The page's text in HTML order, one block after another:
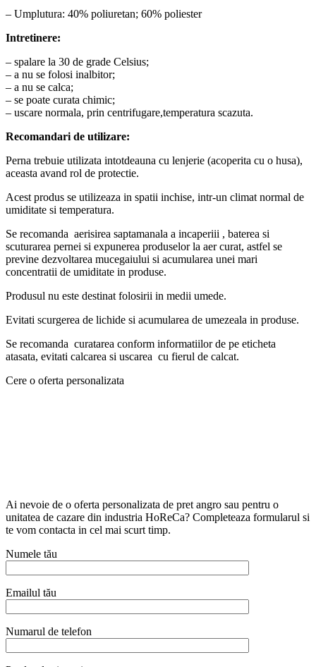
– Umplutura: 40% poliuretan; 60% poliester
Intretinere:
– spalare la 30 de grade Celsius;
– a nu se folosi inalbitor;
– a nu se calca;
– se poate curata chimic;
– uscare normala, prin centrifugare,temperatura scazuta.
Recomandari de utilizare:
Perna trebuie utilizata intotdeauna cu lenjerie (acoperita cu o husa),
aceasta avand rol de protectie.
Acest produs se utilizeaza in spatii inchise, intr-un climat normal de
umiditate si temperatura.
Se recomanda aerisirea saptamanala a incaperiii , baterea si
scuturarea pernei si expunerea produselor la aer curat, astfel se
previne dezvoltarea mucegaiului si acumularea unei mari
concentratii de umiditate in produse.
Produsul nu este destinat folosirii in medii umede.
Evitati scurgerea de lichide si acumularea de umezeala in produse.
Se recomanda curatarea conform informatiilor de pe eticheta
atasata, evitati calcarea si uscarea cu fierul de calcat.
Cere o oferta personalizata
Ai nevoie de o oferta personalizata de pret angro sau pentru o
unitatea de cazare din industria HoReCa? Completeaza formularul si
te vom contacta in cel mai scurt timp.
Numele tău
Emailul tău
Numarul de telefon